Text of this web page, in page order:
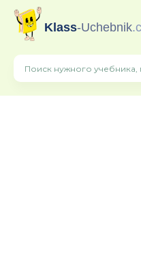
Klass-Uchebnik.com